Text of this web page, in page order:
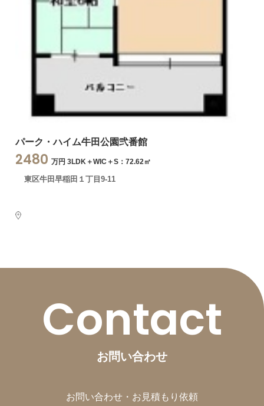
パーク・ハイム牛田公園弐番館
2480 万円 3LDK＋WIC＋S：72.62㎡
東区牛田早稲田１丁目9-11
Contact
お問い合わせ
お問い合わせ・お見積もり依頼